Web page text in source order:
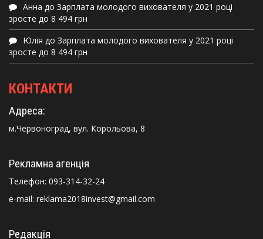
Анна до Зарплата молодого вихователя у 2021 році
зросте до 8 494 грн
Юлія до Зарплата молодого вихователя у 2021 році
зросте до 8 494 грн
КОНТАКТИ
Адреса:
м.Червоноград, вул. Корольова, 8
Рекламна агенція
Телефон: 093-314-32-24
e-mail: reklama2018invest@gmail.com
Редакція